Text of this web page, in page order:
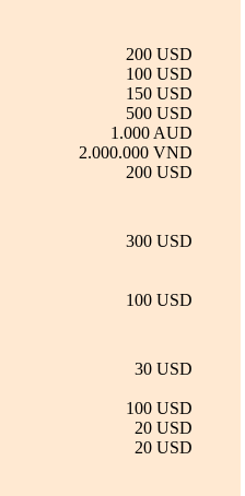
200 USD
100 USD
150 USD
500 USD
1.000 AUD
2.000.000 VND
200 USD
300 USD
100 USD
30 USD
100 USD
20 USD
20 USD